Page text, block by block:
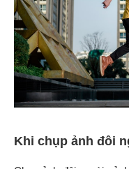
Khi chụp ảnh đôi